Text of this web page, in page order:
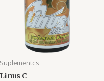
Suplementos
Linus C